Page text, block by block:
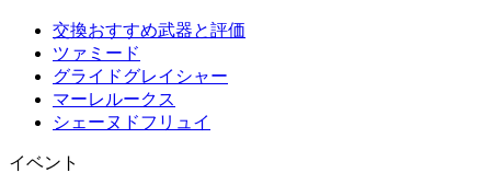
交換おすすめ武器と評価
ツァミード
グライドグレイシャー
マーレルークス
シェーヌドフリュイ
イベント